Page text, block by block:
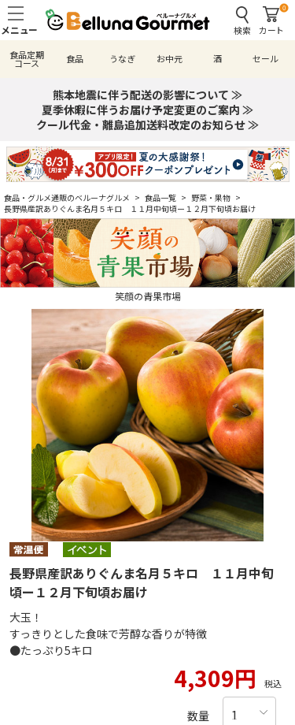
検索
0
カート
食品定期
コース 食品 うなぎ お中元 酒 セール
熊本地震に伴う配送の影響について ≫
夏季休暇に伴うお届け予定変更のご案内 ≫
クール代金・離島追加送料改定のお知らせ ≫
食品・グルメ通販のベルーナグルメ > 食品一覧 > 野菜・果物 >
長野県産訳ありぐんま名月５キロ １１月中旬頃ー１２月下旬頃お届け
笑顔の青果市場
長野県産訳ありぐんま名月５キロ １１月中旬
頃ー１２月下旬頃お届け
大玉！
すっきりとした食味で芳醇な香りが特徴
●たっぷり5キロ
4,309円 税込
数量